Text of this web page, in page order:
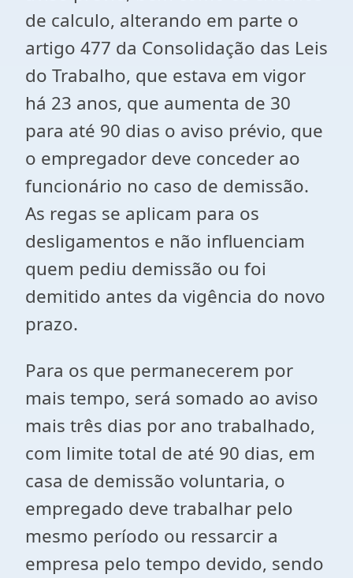
de calculo, alterando em parte o
artigo 477 da Consolidação das Leis
do Trabalho, que estava em vigor
há 23 anos, que aumenta de 30
para até 90 dias o aviso prévio, que
o empregador deve conceder ao
funcionário no caso de demissão.
As regas se aplicam para os
desligamentos e não influenciam
quem pediu demissão ou foi
demitido antes da vigência do novo
prazo.
Para os que permanecerem por
mais tempo, será somado ao aviso
mais três dias por ano trabalhado,
com limite total de até 90 dias, em
casa de demissão voluntaria, o
empregado deve trabalhar pelo
mesmo período ou ressarcir a
empresa pelo tempo devido, sendo